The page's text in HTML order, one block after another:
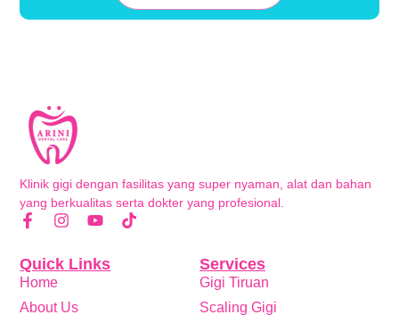
Klinik gigi dengan fasilitas yang super nyaman, alat dan bahan
yang berkualitas serta dokter yang profesional.
Services
Gigi Tiruan
Scaling Gigi
Quick Links
Home
About Us